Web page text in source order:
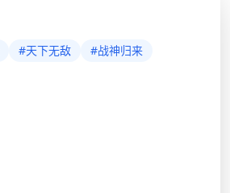
#天下无敌
#战神归来